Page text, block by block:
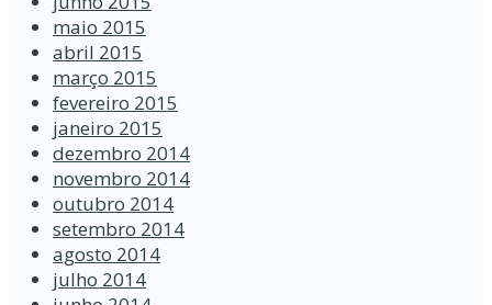
maio 2015
abril 2015
março 2015
fevereiro 2015
janeiro 2015
dezembro 2014
novembro 2014
outubro 2014
setembro 2014
agosto 2014
julho 2014